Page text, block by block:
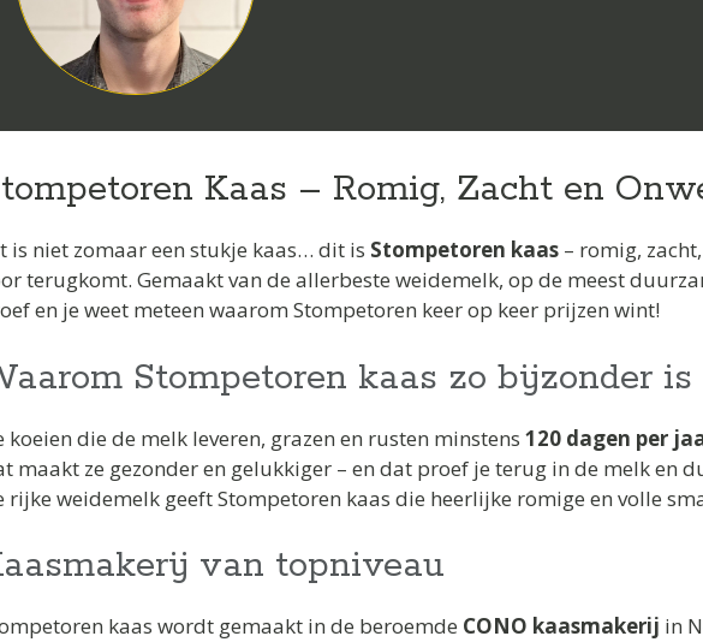
Kaas – Romig, Zacht en
is niet zomaar een stukje kaas… dit is Stompetoren kaas – romig,
terugkomt. Gemaakt van de allerbeste weidemelk, op de meest
en je weet meteen waarom Stompetoren keer op keer prijzen wint!
Stompetoren kaas zo bijzonder is
koeien die de melk leveren, grazen en rusten minstens 120 dagen per
maakt ze gezonder en gelukkiger – en dat proef je terug in de melk en
rijke weidemelk geeft Stompetoren kaas die heerlijke romige en volle
van topniveau
kaas wordt gemaakt in de beroemde CONO kaasmakerij in